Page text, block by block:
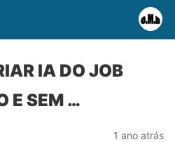
IA DO JOB
E SEM …
1 ano atrás